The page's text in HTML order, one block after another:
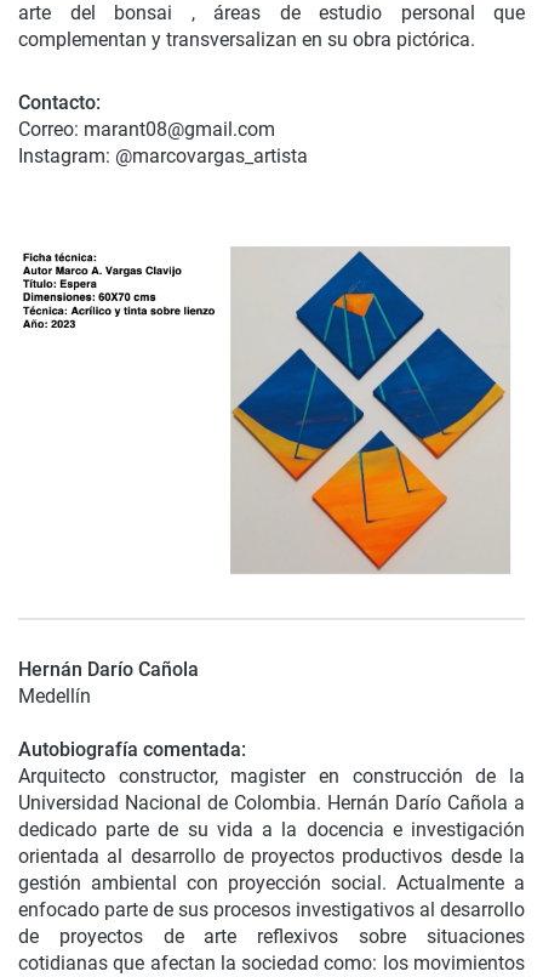
arte del bonsai , áreas de estudio personal que
complementan y transversalizan en su obra pictórica.
Contacto:
Correo: marant08@gmail.com
Instagram: @marcovargas_artista
Hernán Darío Cañola
Medellín
Autobiografía comentada:
Arquitecto constructor, magister en construcción de la
Universidad Nacional de Colombia. Hernán Darío Cañola a
dedicado parte de su vida a la docencia e investigación
orientada al desarrollo de proyectos productivos desde la
gestión ambiental con proyección social. Actualmente a
enfocado parte de sus procesos investigativos al desarrollo
de proyectos de arte reflexivos sobre situaciones
cotidianas que afectan la sociedad como: los movimientos